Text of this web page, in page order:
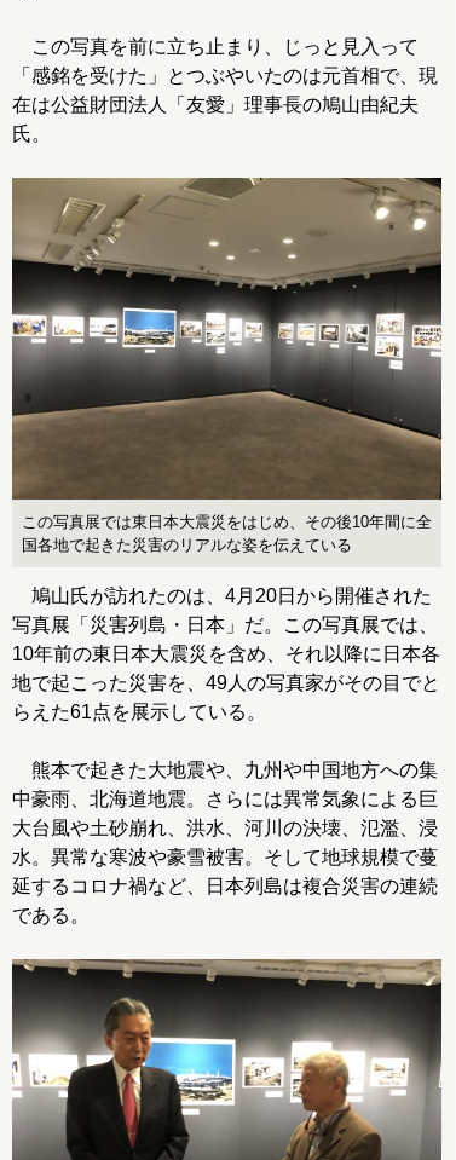
この写真を前に立ち止まり、じっと見入って
「感銘を受けた」とつぶやいたのは元首相で、現
在は公益財団法人「友愛」理事長の鳩山由紀夫
氏。
この写真展では東日本大震災をはじめ、その後10年間に全
国各地で起きた災害のリアルな姿を伝えている
鳩山氏が訪れたのは、4月20日から開催された
写真展「災害列島・日本」だ。この写真展では、
10年前の東日本大震災を含め、それ以降に日本各
地で起こった災害を、49人の写真家がその目でと
らえた61点を展示している。
熊本で起きた大地震や、九州や中国地方への集
中豪雨、北海道地震。さらには異常気象による巨
大台風や土砂崩れ、洪水、河川の決壊、氾濫、浸
水。異常な寒波や豪雪被害。そして地球規模で蔓
延するコロナ禍など、日本列島は複合災害の連続
である。